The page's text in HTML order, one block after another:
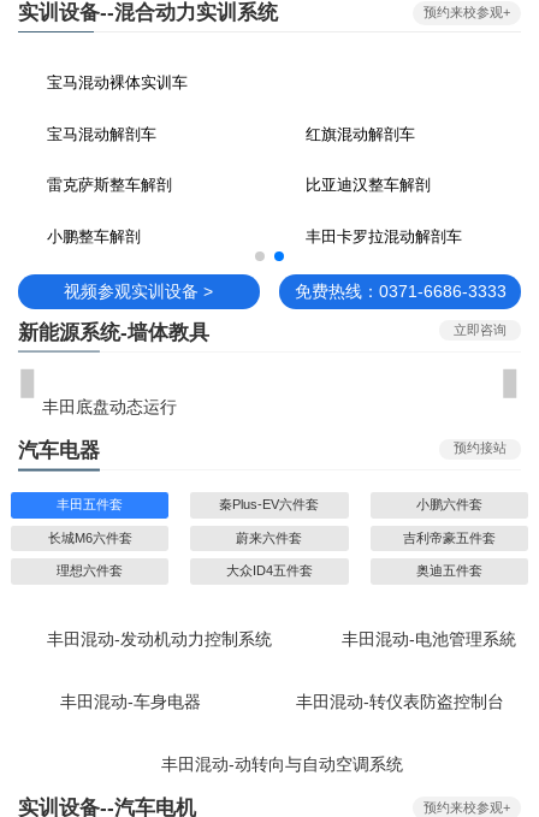
实训设备--混合动力实训系统 预约来校参观+
新能源汽车底盘实训平台
秦EV-PRO裸体实训车 丰田混动底盘+动力实训台
本田混动CRV底盘实训车 丰田混动裸体实训车
秦EV底盘实训车 丰田卡罗底盘实训车
视频参观实训设备 > 免费热线：0371-6686-3333
新能源系统-墙体教具 立即咨询
丰田底盘动态运行
汽车电器 预约接站
丰田五件套 秦Plus-EV六件套 小鹏六件套
长城M6六件套 蔚来六件套 吉利帝豪五件套
理想六件套 大众ID4五件套 奥迪五件套
丰田混动-发动机动力控制系统 丰田混动-电池管理系統
丰田混动-车身电器 丰田混动-转仪表防盗控制台
丰田混动-动转向与自动空调系统
实训设备--汽车电机 预约来校参观+